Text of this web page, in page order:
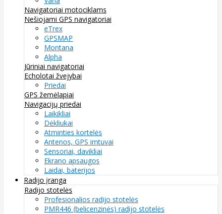
Navigatoriai motociklams
Nešiojami GPS navigatoriai
eTrex
GPSMAP
Montana
Alpha
Jūriniai navigatoriai
Echolotai žvejybai
Priedai
GPS žemėlapiai
Navigacijų priedai
Laikikliai
Dėkliukai
Atminties kortelės
Antenos, GPS imtuvai
Sensoriai, davikliai
Ekrano apsaugos
Laidai, baterijos
Radijo įranga
Radijo stotelės
Profesionalios radijo stotelės
PMR446 (belicenzinės) radijo stotelės